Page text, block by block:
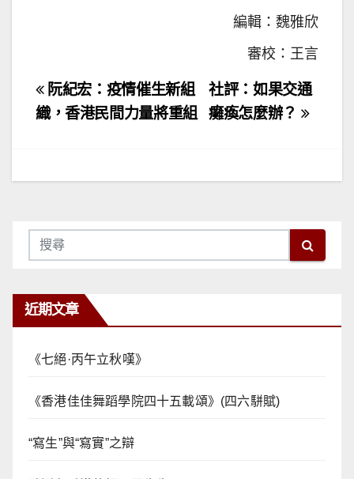
編輯：魏雅欣
審校：王言
文
章
覽
社評：如果交通
癱瘓怎麼辦？
阮紀宏：疫情催生新組
織，香港民間力量將重組
近期文章
《七絕·丙午立秋嘆》
《香港佳佳舞蹈學院四十五載頌》(四六駢賦)
“寫生”與“寫實”之辯